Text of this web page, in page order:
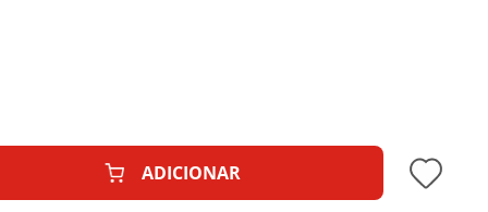
o seu monitor.
podem ser alteradas sem aviso prévio.
ADICIONAR